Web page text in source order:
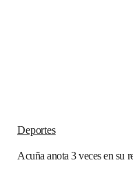
Deportes
Acuña anota 3 veces en su